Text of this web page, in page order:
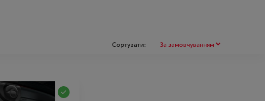
Сортувати: